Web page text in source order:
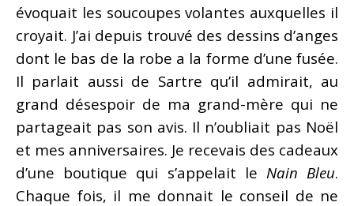
évoquait les soucoupes volantes auxquelles il
croyait. J’ai depuis trouvé des dessins d’anges
dont le bas de la robe a la forme d’une fusée.
Il parlait aussi de Sartre qu’il admirait, au
grand désespoir de ma grand-mère qui ne
partageait pas son avis. Il n’oubliait pas Noël
et mes anniversaires. Je recevais des cadeaux
d’une boutique qui s’appelait le Nain Bleu.
Chaque fois, il me donnait le conseil de ne